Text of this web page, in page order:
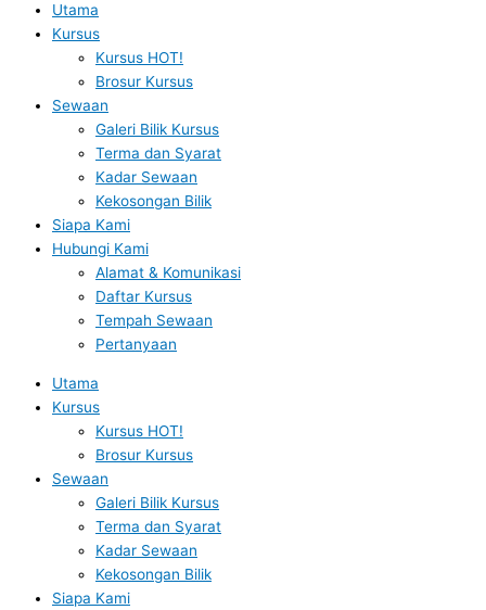
Utama
Kursus
Kursus HOT!
Brosur Kursus
Sewaan
Galeri Bilik Kursus
Terma dan Syarat
Kadar Sewaan
Kekosongan Bilik
Siapa Kami
Hubungi Kami
Alamat & Komunikasi
Daftar Kursus
Tempah Sewaan
Pertanyaan
Utama
Kursus
Kursus HOT!
Brosur Kursus
Sewaan
Galeri Bilik Kursus
Terma dan Syarat
Kadar Sewaan
Kekosongan Bilik
Siapa Kami